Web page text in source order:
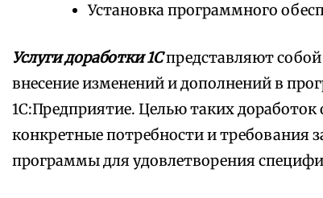
Установка программного
Услуги доработки 1Спредставляют
внесение изменений и дополнений в
1С:Предприятие. Целью таких
конкретные потребности и требования
программы для удовлетворения